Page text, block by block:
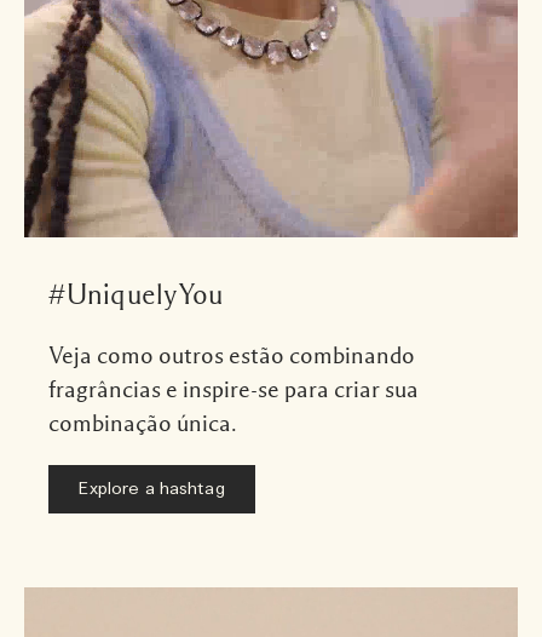
#UniquelyYou
Veja como outros estão combinando
fragrâncias e inspire-se para criar sua
combinação única.
Explore a hashtag